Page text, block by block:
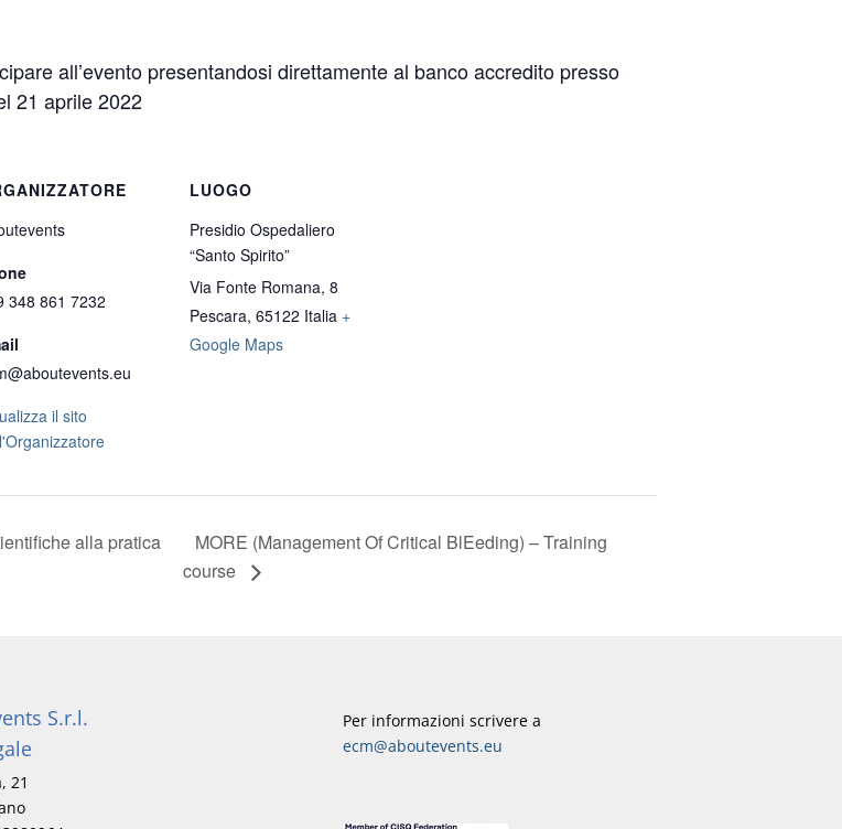
all’evento presentandosi direttamente al banco accredito presso
21 aprile 2022
348 861 7232
il sito
LUOGO
Presidio Ospedaliero
“Santo Spirito”
Via Fonte Romana, 8
Pescara, 65122 Italia +
Google Maps
alla pratica
MORE (Management Of Critical BlEeding) – Training
course
S.r.l.
21
Per informazioni scrivere a
ecm@aboutevents.eu